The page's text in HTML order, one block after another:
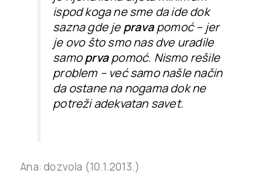
ispod koga ne sme da ide dok
sazna gde jepravapomoć – jer
je ovo što smo nas dve uradile
samoprvapomoć. Nismo rešile
problem – već samo našle način
da ostane na nogama dok ne
potreži adekvatan savet.
Ana: dozvola (10.1.2013.)